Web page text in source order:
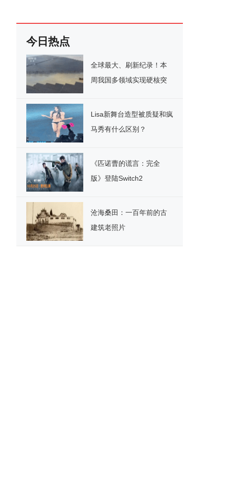
今日热点
全球最大、刷新纪录！本
周我国多领域实现硬核突
Lisa新舞台造型被质疑和疯
马秀有什么区别？
《匹诺曹的谎言：完全
版》登陆Switch2
沧海桑田：一百年前的古
建筑老照片